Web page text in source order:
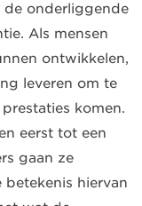
onderliggende
Als mensen
ontwikkelen,
leveren om te
komen.
eerst tot een
gaan ze
hiervan